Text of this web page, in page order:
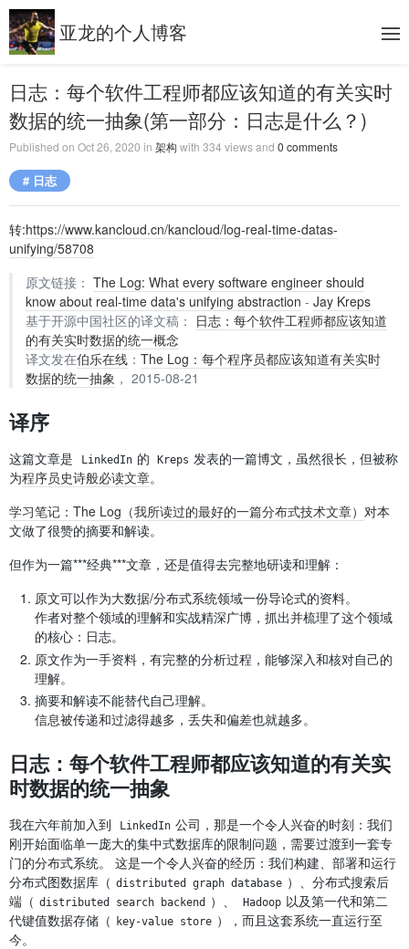
亚龙的个人博客
日志：每个软件工程师都应该知道的有关实时
数据的统一抽象(第一部分：日志是什么？)
Published on Oct 26, 2020 in 架构 with 334 views and 0 comments
# 日志
转:https://www.kancloud.cn/kancloud/log-real-time-datas-
unifying/58708
原文链接： The Log: What every software engineer should
know about real-time data's unifying abstraction - Jay Kreps
基于开源中国社区的译文稿： 日志：每个软件工程师都应该知道
的有关实时数据的统一概念
译文发在伯乐在线： The Log：每个程序员都应该知道有关实时
数据的统一抽象 ， 2015-08-21
译序
这篇文章是 LinkedIn 的 Kreps 发表的一篇博文，虽然很长，但被称
为程序员史诗般必读文章。
学习笔记：The Log（我所读过的最好的一篇分布式技术文章） 对本
文做了很赞的摘要和解读。
但作为一篇***经典***文章，还是值得去完整地研读和理解：
原文可以作为大数据/分布式系统领域一份导论式的资料。
作者对整个领域的理解和实战精深广博，抓出并梳理了这个领域
的核心：日志。
原文作为一手资料，有完整的分析过程，能够深入和核对自己的
理解。
摘要和解读不能替代自己理解。
信息被传递和过滤得越多，丢失和偏差也就越多。
日志：每个软件工程师都应该知道的有关实
时数据的统一抽象
我在六年前加入到 LinkedIn 公司，那是一个令人兴奋的时刻：我们
刚开始面临单一庞大的集中式数据库的限制问题，需要过渡到一套专
门的分布式系统。 这是一个令人兴奋的经历：我们构建、部署和运行
分布式图数据库（ distributed graph database ）、分布式搜索后
端（ distributed search backend ）、 Hadoop 以及第一代和第二
代键值数据存储（
key-value store ），而且这套系统一直运行至
今。